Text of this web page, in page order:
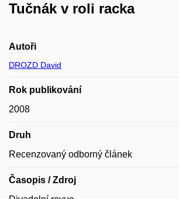
Tučnák v roli racka
Autoři
DROZD David
Rok publikování
2008
Druh
Recenzovaný odborný článek
Časopis / Zdroj